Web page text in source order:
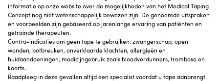
informatie op onze website over de mogelijkheden van het Medical Taping
Concept nog niet wetenschappelijk bewezen zijn. De genoemde uitspraken
en voorbeelden zijn gebaseerd op jarenlange ervaring van patiënten en
getrainde therapeuten.
Contra-indicaties om geen tape te gebruiken: zwangerschap, open
wonden, botbreuken, onverklaarde klachten, allergieën en
huidaandoeningen, medicijngebruik zoals bloedverdunners, trombose en
koorts.
Raadpleeg in deze gevallen altijd een specialist voordat u tape aanbrengt.